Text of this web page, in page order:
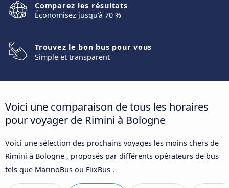
Comparez les résultats
Économisez jusqu'à 70 %
Trouvez le bon bus pour vous
Simple et transparent
Voici une comparaison de tous les horaires
pour voyager de Rimini à Bologne
Voici une sélection des prochains voyages les moins chers de
Rimini à Bologne , proposés par différents opérateurs de bus
tels que MarinoBus ou FlixBus .